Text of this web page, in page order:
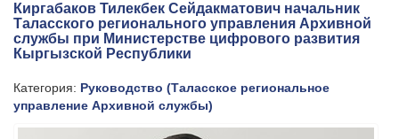
Киргабаков Тилекбек Сейдакматович начальник
Таласского регионального управления Архивной
службы при Министерстве цифрового развития
Кыргызской Республики
Категория: Руководство (Таласское региональное
управление Архивной службы)